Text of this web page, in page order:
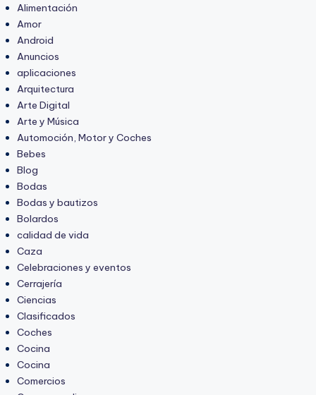
Alimentación
Amor
Android
Anuncios
aplicaciones
Arquitectura
Arte Digital
Arte y Música
Automoción, Motor y Coches
Bebes
Blog
Bodas
Bodas y bautizos
Bolardos
calidad de vida
Caza
Celebraciones y eventos
Cerrajería
Ciencias
Clasificados
Coches
Cocina
Cocina
Comercios